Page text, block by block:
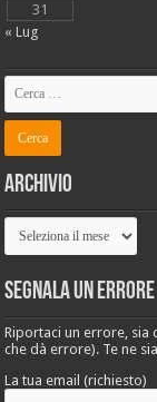
31
« Lug
Archivio
Archivio
Segnala un errore
Riportaci un errore, sia
che dà errore). Te ne
La tua email (richiesto)